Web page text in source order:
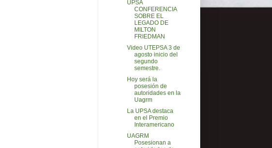
UPSA
CONFERENCIA
SOBRE EL
LEGADO DE
MILTON
FRIEDMAN
Video UTEPSA 3 de
agosto inicio del
segundo
semestre.
Hoy será la
posesión de
autoridades en la
Uagrm
La UPSA destaca
en el Premio
Interamericano
UAGRM
Posesionan a